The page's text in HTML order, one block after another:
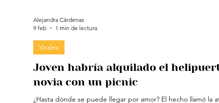
Alejandra Cárdenas
9 feb
1 min de lectura
Virales
Joven habría alquilado el